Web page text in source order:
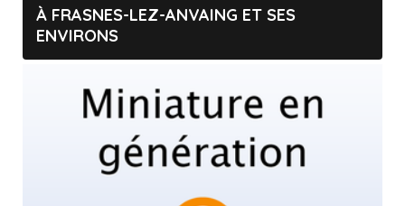
À FRASNES-LEZ-ANVAING ET SES
ENVIRONS